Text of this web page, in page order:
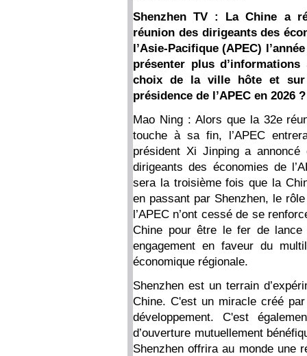
Shenzhen TV : La Chine a
réunion des dirigeants des
l’Asie-Pacifique (APEC)
présenter plus
choix de la ville hôte et sur
présidence de l’APEC en 2026 ?
Mao Ning : Alors que la 32e
touche à sa fin, l’APEC
président Xi Jinping a
dirigeants des économies de
sera la troisième fois que la
en passant par Shenzhen, le
l’APEC n’ont cessé de se
Chine pour être le fer de lance
engagement en faveur du
économique régionale.
Shenzhen est un terrain
Chine. C'est un miracle créé
développement. C'est
d’ouverture mutuellement
Shenzhen offrira au monde une